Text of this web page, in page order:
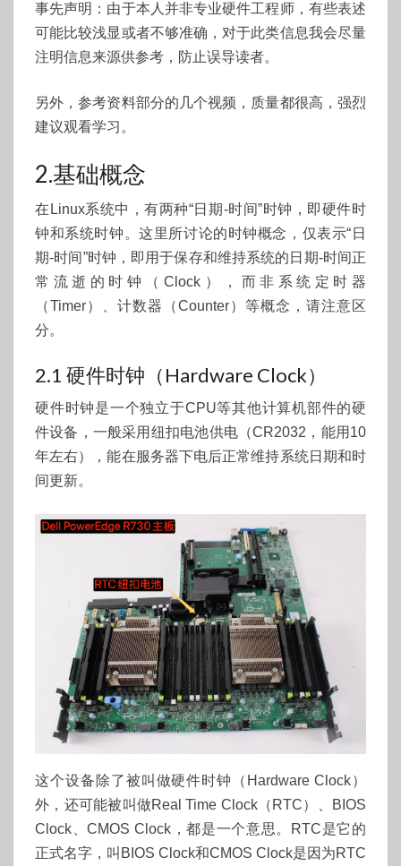
事先声明：由于本人并非专业硬件工程师，有些表述
可能比较浅显或者不够准确，对于此类信息我会尽量
注明信息来源供参考，防止误导读者。
另外，参考资料部分的几个视频，质量都很高，强烈
建议观看学习。
2.基础概念
在Linux系统中，有两种“日期-时间”时钟，即硬件时
钟和系统时钟。这里所讨论的时钟概念，仅表示“日
期-时间”时钟，即用于保存和维持系统的日期-时间正
常流逝的时钟（Clock），而非系统定时器
（Timer）、计数器（Counter）等概念，请注意区
分。
2.1 硬件时钟（Hardware Clock）
硬件时钟是一个独立于CPU等其他计算机部件的硬
件设备，一般采用纽扣电池供电（CR2032，能用10
年左右），能在服务器下电后正常维持系统日期和时
间更新。
这个设备除了被叫做硬件时钟（Hardware Clock）
外，还可能被叫做Real Time Clock（RTC）、BIOS
Clock、CMOS Clock，都是一个意思。RTC是它的
正式名字，叫BIOS Clock和CMOS Clock是因为RTC